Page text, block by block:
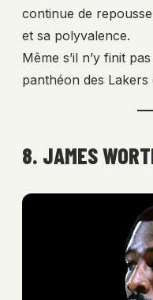
continue de
et sa polyvalence.
Même s’il n’y finit
panthéon des Lakers
8. JAMES